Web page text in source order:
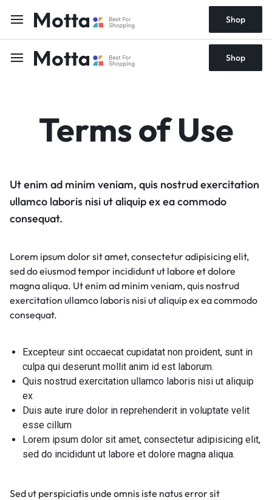
Shop
Shop
Terms of Use
Ut enim ad minim veniam, quis nostrud exercitation
ullamco laboris nisi ut aliquip ex ea commodo
consequat.
Lorem ipsum dolor sit amet, consectetur adipisicing elit,
sed do eiusmod tempor incididunt ut labore et dolore
magna aliqua. Ut enim ad minim veniam, quis nostrud
exercitation ullamco laboris nisi ut aliquip ex ea commodo
consequat.
Excepteur sint occaecat cupidatat non proident, sunt in
culpa qui deserunt mollit anim id est laborum.
Quis nostrud exercitation ullamco laboris nisi ut aliquip
ex
Duis aute irure dolor in reprehenderit in voluptate velit
esse cillum
Lorem ipsum dolor sit amet, consectetur adipisicing elit,
sed do incididunt ut labore et dolore magna aliqua.
Sed ut perspiciatis unde omnis iste natus error sit